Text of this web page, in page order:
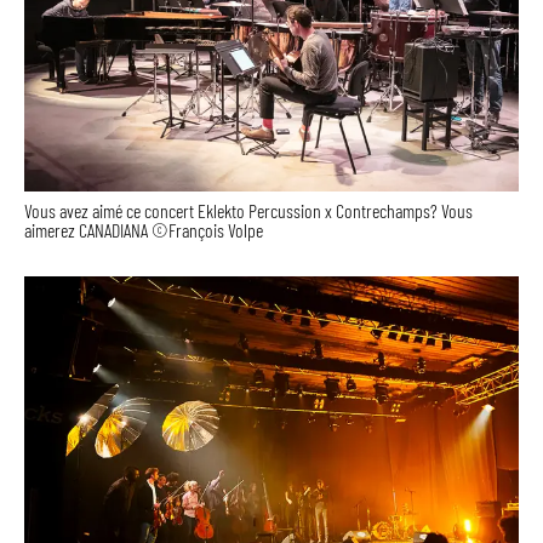
Vous avez aimé ce concert Eklekto Percussion x Contrechamps? Vous
aimerez CANADIANA ©François Volpe